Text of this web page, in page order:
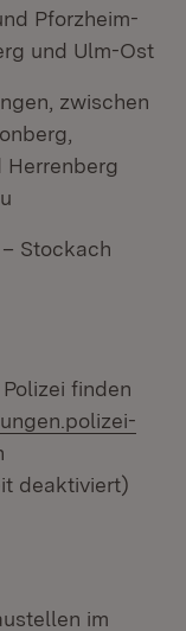
Pforzheim-
und Ulm-Ost
zwischen
Herrenberg
Stockach
finden
deaktiviert)
im